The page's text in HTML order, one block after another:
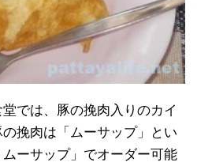
では、豚の挽肉入りのカイ
挽肉は「ムーサップ」とい
ーサップ」でオーダー可能